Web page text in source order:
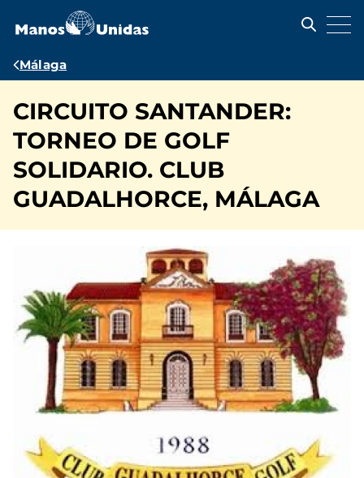
contenido
Ruta
navegación
Málaga
CIRCUITO SANTANDER:
TORNEO DE GOLF
SOLIDARIO. CLUB
GUADALHORCE, MÁLAGA